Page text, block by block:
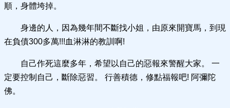
順，身體垮掉。
身邊的人，因為幾年間不斷找小姐，由原來開寶馬，到現
在負債300多萬!!!血淋淋的教訓啊!
自己作死這麼多年，希望以自己的惡報來警醒大家。 一
定要控制自己，斷除惡習。 行善積德，修點福報吧! 阿彌陀
佛。